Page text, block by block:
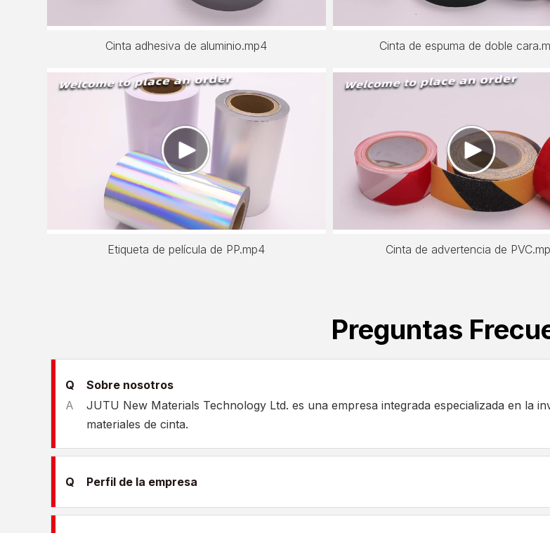
Cinta adhesiva de aluminio.mp4 Cinta de espuma de doble
Etiqueta de película de PP.mp4 Cinta de advertencia de
Preguntas
Q
Sobre nosotros
A
JUTU New Materials Technology Ltd. es una empresa integrada especializada en la
materiales de cinta.
Q Perfil de la empresa